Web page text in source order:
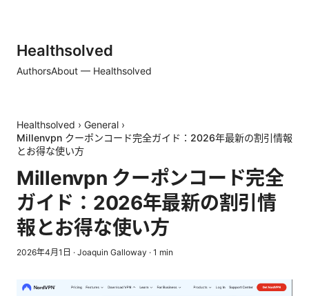
Healthsolved
AuthorsAbout — Healthsolved
Healthsolved › General ›
Millenvpn クーポンコード完全ガイド：2026年最新の割引情報
とお得な使い方
Millenvpn クーポンコード完全
ガイド：2026年最新の割引情
報とお得な使い方
2026年4月1日 · Joaquin Galloway · 1 min